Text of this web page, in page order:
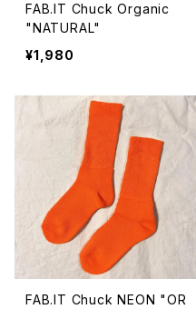
FAB.IT Chuck Organic
"NATURAL"
¥1,980
FAB.IT Chuck NEON "OR